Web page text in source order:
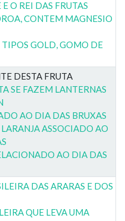
O REI DAS FRUTAS
CONTEM MAGNESIO
TIPOS GOLD, GOMO DE
DESTA FRUTA
SE FAZEM LANTERNAS
AO DIA DAS BRUXAS
ASSOCIADO AO
AO DIA DAS
DAS ARARAS E DOS
QUE LEVA UMA